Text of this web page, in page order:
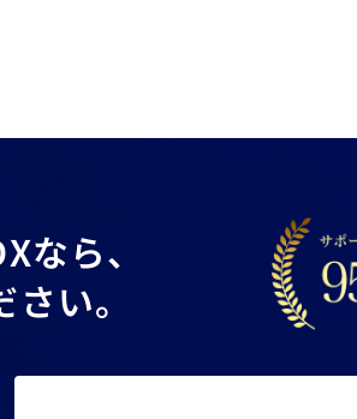
なら、
い。